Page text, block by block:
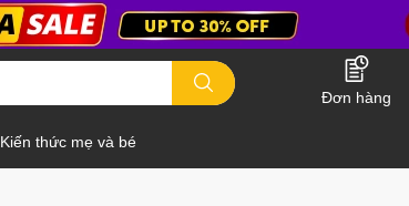
Đơn hàng
Kiến thức mẹ và bé